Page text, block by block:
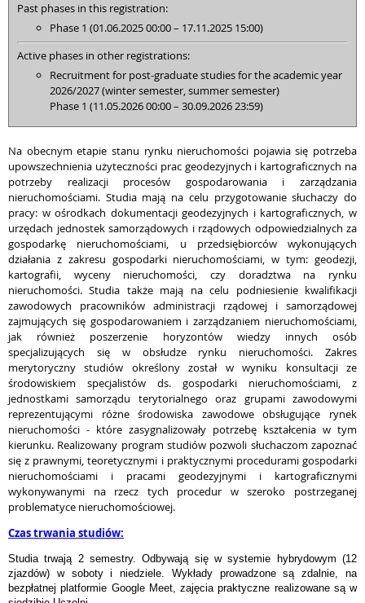
Past phases in this registration:
Phase 1 (01.06.2025 00:00 – 17.11.2025 15:00)
Active phases in other registrations:
Recruitment for post-graduate studies for the academic year
2026/2027 (winter semester, summer semester)
Phase 1 (11.05.2026 00:00 – 30.09.2026 23:59)
Na obecnym etapie stanu rynku nieruchomości pojawia się potrzeba
upowszechnienia użyteczności prac geodezyjnych i kartograficznych na
potrzeby realizacji procesów gospodarowania i zarządzania
nieruchomościami. Studia mają na celu przygotowanie słuchaczy do
pracy: w ośrodkach dokumentacji geodezyjnych i kartograficznych, w
urzędach jednostek samorządowych i rządowych odpowiedzialnych za
gospodarkę nieruchomościami, u przedsiębiorców wykonujących
działania z zakresu gospodarki nieruchomościami, w tym: geodezji,
kartografii, wyceny nieruchomości, czy doradztwa na rynku
nieruchomości. Studia także mają na celu podniesienie kwalifikacji
zawodowych pracowników administracji rządowej i samorządowej
zajmujących się gospodarowaniem i zarządzaniem nieruchomościami,
jak również poszerzenie horyzontów wiedzy innych osób
specjalizujących się w obsłudze rynku nieruchomości. Zakres
merytoryczny studiów określony został w wyniku konsultacji ze
środowiskiem specjalistów ds. gospodarki nieruchomościami, z
jednostkami samorządu terytorialnego oraz grupami zawodowymi
reprezentującymi różne środowiska zawodowe obsługujące rynek
nieruchomości - które zasygnalizowały potrzebę kształcenia w tym
kierunku. Realizowany program studiów pozwoli słuchaczom zapoznać
się z prawnymi, teoretycznymi i praktycznymi procedurami gospodarki
nieruchomościami i pracami geodezyjnymi i kartograficznymi
wykonywanymi na rzecz tych procedur w szeroko postrzeganej
problematyce nieruchomościowej.
Czas trwania studiów:
Studia trwają 2 semestry. Odbywają się w systemie hybrydowym (12
zjazdów) w soboty i niedziele. Wykłady prowadzone są zdalnie, na
bezpłatnej platformie Google Meet, zajęcia praktyczne realizowane są w